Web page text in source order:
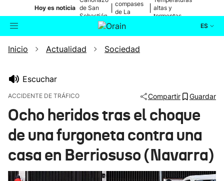
Hoy es noticia de San
Sebastián
compases
de La
altas y
tormentas
ES
Buscador Actualidad
Ikusmiran
Eguraldia
Inicio Actualidad Sociedad
Escuchar
ACCIDENTE DE TRÁFICO Compartir Guardar
Ocho heridos tras el choque
de una furgoneta contra una
casa en Berriosuso (Navarra)